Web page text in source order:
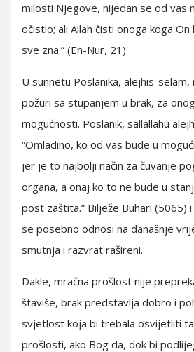
milosti Njegove, nijedan se od vas
očistio; ali Allah čisti onoga koga On
sve zna.” (En-Nur, 21)
U sunnetu Poslanika, alejhis-
požuri sa stupanjem u brak, za
mogućnosti. Poslanik, sallallahu
“Omladino, ko od vas bude u
jer je to najbolji način za čuvanje
organa, a onaj ko to ne bude u
post zaštita.” Bilježe Buhari (5065)
se posebno odnosi na današnje
smutnja i razvrat rašireni.
Dakle, mračna prošlost nije
štaviše, brak predstavlja dobro i
svjetlost koja bi trebala osvijetliti
prošlosti, ako Bog da, dok bi